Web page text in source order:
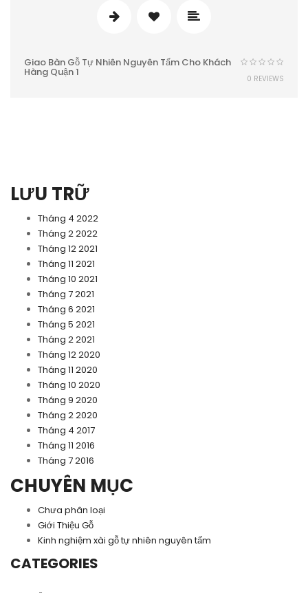
LƯU TRỮ
Tháng 4 2022
Tháng 2 2022
Tháng 12 2021
Tháng 11 2021
Tháng 10 2021
Tháng 7 2021
Tháng 6 2021
Tháng 5 2021
Tháng 2 2021
Tháng 12 2020
Tháng 11 2020
Tháng 10 2020
Tháng 9 2020
Tháng 2 2020
Tháng 4 2017
Tháng 11 2016
Tháng 7 2016
CHUYÊN MỤC
Chưa phân loại
Giới Thiệu Gỗ
Kinh nghiệm xài gỗ tự nhiên nguyên tấm
CATEGORIES
Giao Bàn Gỗ Tự Nhiên Nguyên Tấm Cho Khách
Hàng Quận 1 0 REVIEWS